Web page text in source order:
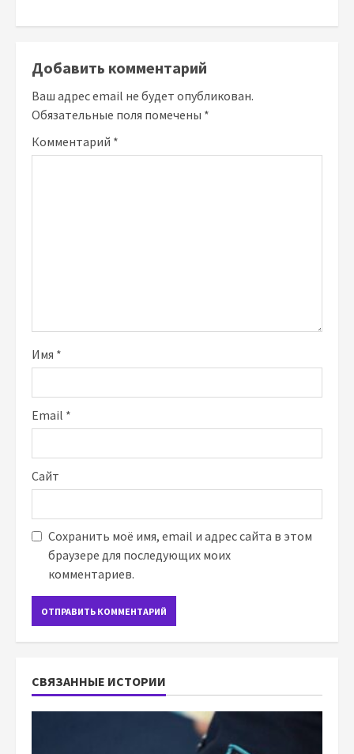
Добавить комментарий
Ваш адрес email не будет опубликован.
Обязательные поля помечены *
Комментарий *
Имя *
Email *
Сайт
Сохранить моё имя, email и адрес сайта в этом
браузере для последующих моих
комментариев.
СВЯЗАННЫЕ ИСТОРИИ